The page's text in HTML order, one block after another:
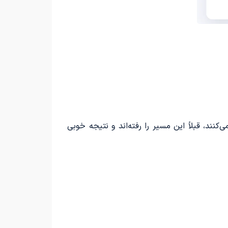
قبلاً این مسیر را رفته‌اند و نتیجه خوبی